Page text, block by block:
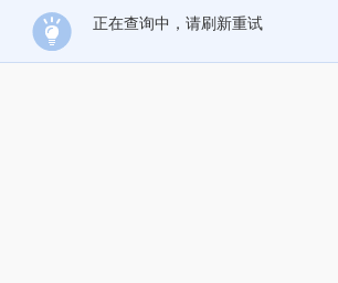
正在查询中，请刷新重试